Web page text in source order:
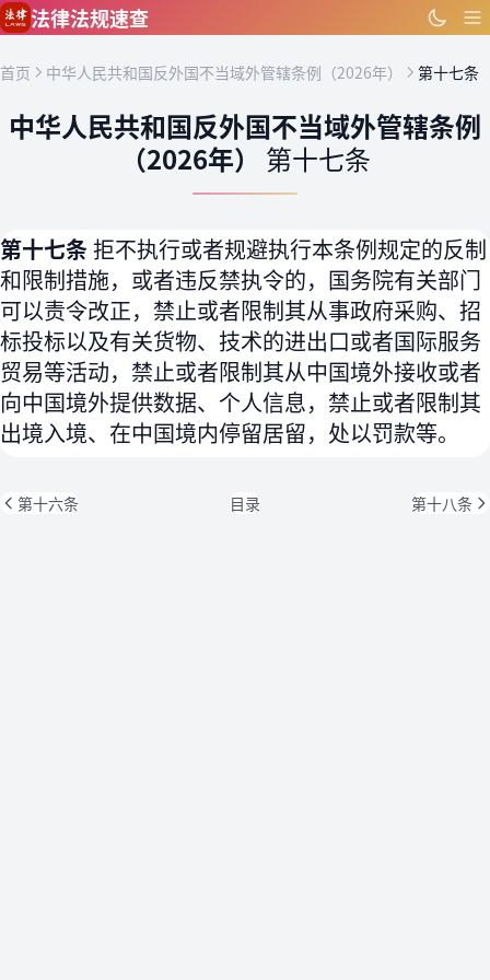
跳到主要内容
法律法规速查
首页 中华人民共和国反外国不当域外管辖条例（2026年） 第十七条
中华人民共和国反外国不当域外管辖条例
（2026年） 第十七条
第十七条拒不执行或者规避执行本条例规定的反制
和限制措施，或者违反禁执令的，国务院有关部门
可以责令改正，禁止或者限制其从事政府采购、招
标投标以及有关货物、技术的进出口或者国际服务
贸易等活动，禁止或者限制其从中国境外接收或者
向中国境外提供数据、个人信息，禁止或者限制其
出境入境、在中国境内停留居留，处以罚款等。
第十六条 目录 第十八条